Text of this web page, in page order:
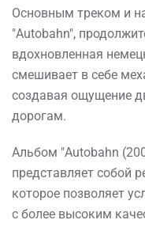
Основным треком и
"Autobahn",
вдохновленная
смешивает в себе
создавая ощущение
дорогам.
Альбом "Autobahn
представляет собой
которое позволяет
с более высоким